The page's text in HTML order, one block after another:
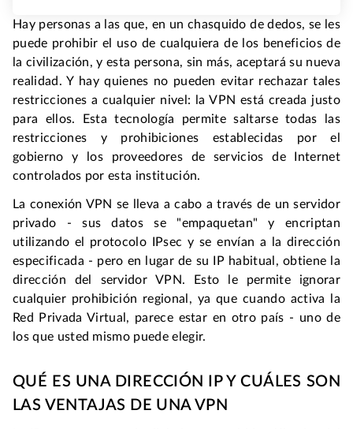
Hay personas a las que, en un chasquido de dedos, se les
puede prohibir el uso de cualquiera de los beneficios de
la civilización, y esta persona, sin más, aceptará su nueva
realidad. Y hay quienes no pueden evitar rechazar tales
restricciones a cualquier nivel: la VPN está creada justo
para ellos. Esta tecnología permite saltarse todas las
restricciones y prohibiciones establecidas por el
gobierno y los proveedores de servicios de Internet
controlados por esta institución.
La conexión VPN se lleva a cabo a través de un servidor
privado - sus datos se "empaquetan" y encriptan
utilizando el protocolo IPsec y se envían a la dirección
especificada - pero en lugar de su IP habitual, obtiene la
dirección del servidor VPN. Esto le permite ignorar
cualquier prohibición regional, ya que cuando activa la
Red Privada Virtual, parece estar en otro país - uno de
los que usted mismo puede elegir.
QUÉ ES UNA DIRECCIÓN IP Y CUÁLES SON
LAS VENTAJAS DE UNA VPN